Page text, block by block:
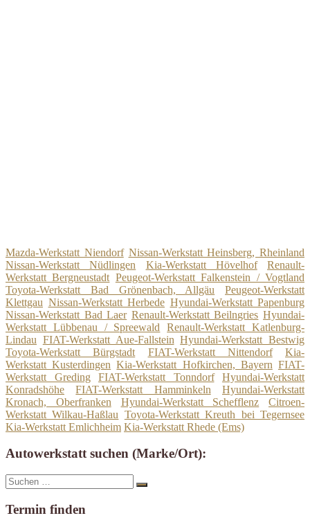
Mazda-Werkstatt Niendorf Nissan-Werkstatt Heinsberg, Rheinland
Nissan-Werkstatt Nüdlingen
Kia-Werkstatt Hövelhof
Renault-
Werkstatt Bergneustadt Peugeot-Werkstatt Falkenstein / Vogtland
Toyota-Werkstatt Bad Grönenbach, Allgäu
Peugeot-Werkstatt
Klettgau Nissan-Werkstatt Herbede Hyundai-Werkstatt Papenburg
Nissan-Werkstatt Bad Laer Renault-Werkstatt Beilngries Hyundai-
Werkstatt Lübbenau / Spreewald
Renault-Werkstatt Katlenburg-
Lindau FIAT-Werkstatt Aue-Fallstein Hyundai-Werkstatt Bestwig
Toyota-Werkstatt Bürgstadt
FIAT-Werkstatt Nittendorf
Kia-
Werkstatt Kusterdingen Kia-Werkstatt Hofkirchen, Bayern FIAT-
Werkstatt Greding
FIAT-Werkstatt Tonndorf
Hyundai-Werkstatt
Konradshöhe
FIAT-Werkstatt Hamminkeln
Hyundai-Werkstatt
Kronach, Oberfranken
Hyundai-Werkstatt Schefflenz
Citroen-
Werkstatt Wilkau-Haßlau Toyota-Werkstatt Kreuth bei Tegernsee
Kia-Werkstatt Emlichheim Kia-Werkstatt Rhede (Ems)
Autowerkstatt suchen (Marke/Ort):
Suche
nach:
Suchen
Termin finden